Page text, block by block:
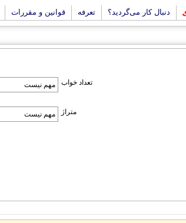
دنبال کار می‌گردید؟ تعرفه قوانین و مقررات
تعداد خواب
متراژ